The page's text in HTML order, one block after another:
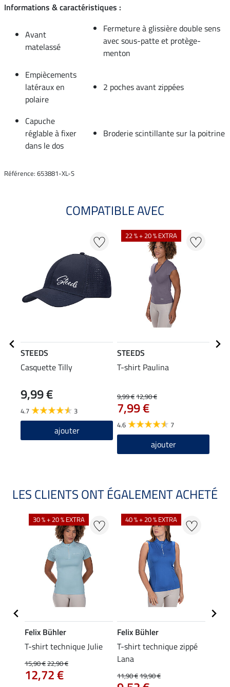
Informations & caractéristiques :
Avant
matelassé
Fermeture à glissière double sens
avec sous-patte et protège-
menton
Empiècements
latéraux en
polaire
2 poches avant zippées
Capuche
réglable à fixer
dans le dos
Broderie scintillante sur la poitrine
Référence: 653881-XL-S
COMPATIBLE AVEC
STEEDS
Casquette Tilly
9,99 €
4.7 3
ajouter
22 % + 20 % EXTRA
STEEDS
T-shirt Paulina
9,99 €12,90 €
7,99 €
4.6 7
ajouter
LES CLIENTS ONT ÉGALEMENT ACHETÉ
30 % + 20 % EXTRA
Felix Bühler
T-shirt technique Julie
15,90 €22,90 €
12,72 €
40 % + 20 % EXTRA
Felix Bühler
T-shirt technique zippé
Lana
11,90 €19,90 €